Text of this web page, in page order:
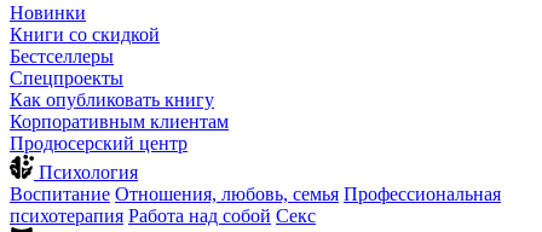
Новинки
Книги со скидкой
Бестселлеры
Спецпроекты
Как опубликовать книгу
Корпоративным клиентам
Продюсерский центр
Психология
Воспитание Отношения, любовь, семья Профессиональная
психотерапия Работа над собой Секс